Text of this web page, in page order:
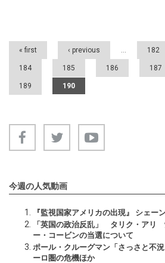
Pages
« first ‹ previous … 182
184 185 186 187
189 190
今週の人気動画
『監視国家アメリカの出現』 シェー
「英国の政治反乱」 タリク・アリ
ー・コービンの当選について
ポール・クルーグマン「さっさと
ーロ圏の危機ほか